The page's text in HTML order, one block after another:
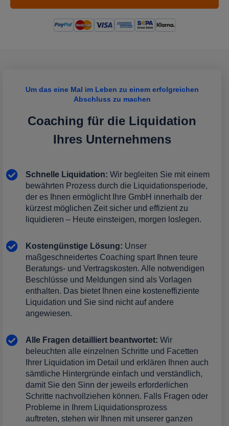
Um das eine Mal im Leben zu einem erfolgreichen
Abschluss zu machen
Coaching für die Liquidation
Ihres Unternehmens
Schnelle Liquidation: Wir begleiten Sie mit einem
bewährten Prozess durch die Liquidationsperiode,
der es Ihnen ermöglicht Ihre GmbH innerhalb der
kürzest möglichen Zeit sicher und effizient zu
liquidieren – Heute einsteigen, morgen loslegen.
Kostengünstige Lösung: Unser
maßgeschneidertes Coaching spart Ihnen teure
Beratungs- und Vertragskosten. Alle notwendigen
Beschlüsse und Meldungen sind als Vorlagen
enthalten. Das bietet Ihnen eine kosteneffiziente
Liquidation und Sie sind nicht auf andere
angewiesen.
Alle Fragen detailliert beantwortet: Wir
beleuchten alle einzelnen Schritte und Facetten
Ihrer Liquidation im Detail und erklären Ihnen auch
sämtliche Hintergründe einfach und verständlich,
damit Sie den Sinn der jeweils erforderlichen
Schritte nachvollziehen können. Falls Fragen oder
Probleme in Ihrem Liquidationsprozess
auftreten, stehen wir Ihnen mit unserer ganzen